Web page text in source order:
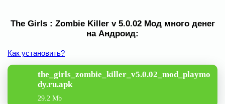
The Girls : Zombie Killer v 5.0.02 Мод много денег
на Андроид:
Как установить?
the_girls_zombie_killer_v5.0.02_mod_playmo
dy.ru.apk
29.2 Mb